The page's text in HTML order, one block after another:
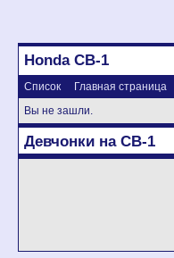
Honda CB-1
Список Главная страница
Вы не зашли.
Девчонки на CB-1